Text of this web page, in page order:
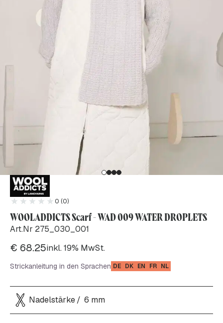
0 (0)
WOOLADDICTS Scarf - WAD 009 WATER DROPLETS
Art.Nr 275_030_001
€ 68.25inkl. 19% MwSt.
Strickanleitung in den Sprachen DE DK EN FR NL
Nadelstärke 6 mm